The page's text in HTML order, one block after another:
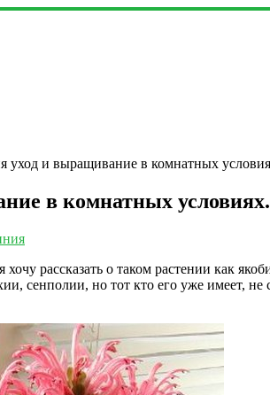
уход и выращивание в комнатных
в комнатных условиях.
хочу рассказать о таком растении как
сенполии, но тот кто его уже имеет, не